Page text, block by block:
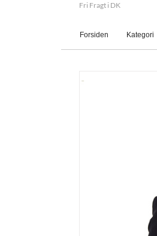
Fri Fragt i DK
Forsiden (current)Kategori